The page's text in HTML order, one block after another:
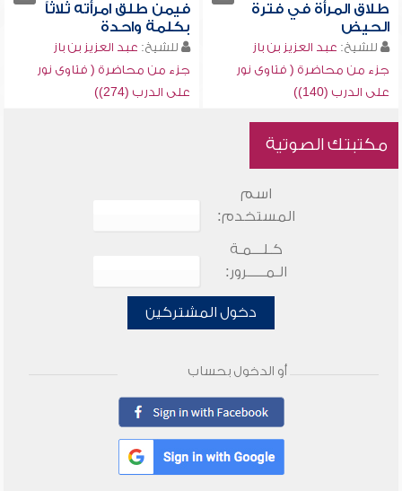
طلاق المرأة في فترة
الحيض
للشيخ: عبد العزيز بن باز
جزء من محاضرة ( فتاوى نور
على الدرب (140))
فيمن طلق امرأته ثلاثاً
بكلمة واحدة
للشيخ: عبد العزيز بن باز
جزء من محاضرة ( فتاوى نور
على الدرب (274))
مكتبتك الصوتية
اسم
المستخدم:
كـلـــمـة
الـمـــــرور:
دخول المشتركين
أو الدخول بحساب